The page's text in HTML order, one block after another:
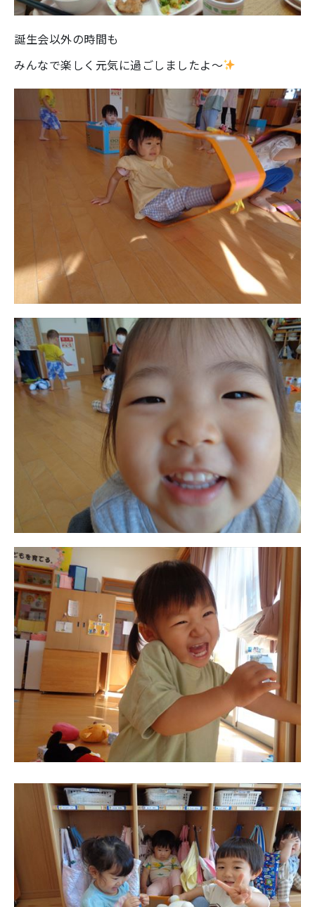
誕生会以外の時間も
みんなで楽しく元気に過ごしましたよ～